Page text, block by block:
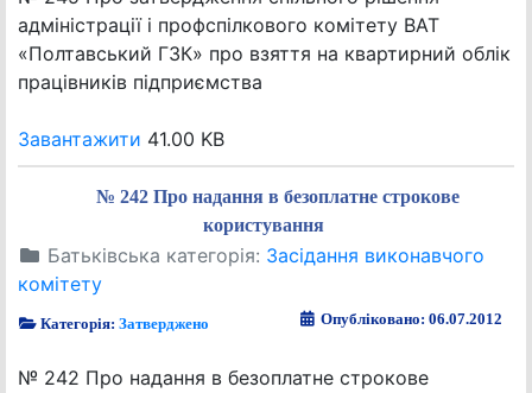
адміністрації і профспілкового комітету ВАТ
«Полтавський ГЗК» про взяття на квартирний облік
працівників підприємства
Завантажити 41.00 KB
№ 242 Про надання в безоплатне строкове
користування
Батьківська категорія: Засідання виконавчого
комітету
Категорія:Затверджено Опубліковано: 06.07.2012
№ 242 Про надання в безоплатне строкове